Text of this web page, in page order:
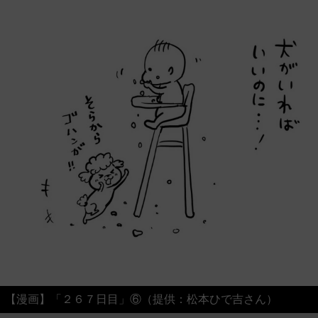
【漫画】「２６７日目」⑥（提供：松本ひで吉さん）